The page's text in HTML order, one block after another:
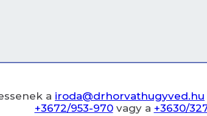
a iroda@drhorvathugyved.hu
+3672/953-970vagy a +3630/